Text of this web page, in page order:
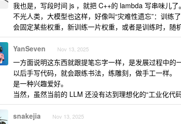
我也是，写段时间 js ，就把 C++的 lambda 写串味儿了。
不光人类，大模型也这样，好像叫“灾难性遗忘”：训
会固定某些权重，新训练一片权重，或者是训练时，
YanSeven Nov 13, 2025
一方面说明这东西就跟提笔忘字一样，是发展过程中的
以后手写代码，就会跟练书法，练雕刻，做手工一样。
是一种兴趣爱好。
当然，虽然当前的 LLM 还没有达到理想化的“工业化代码
snakejia Nov 13, 2025